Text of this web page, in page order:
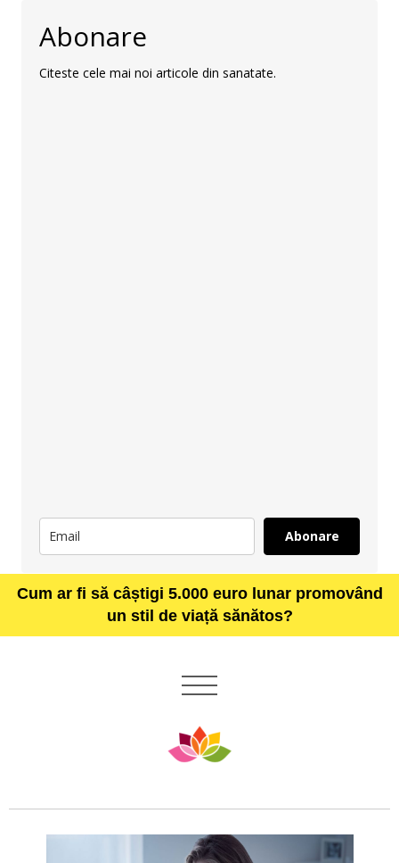
Abonare
Citeste cele mai noi articole din sanatate.
Abonare
Cum ar fi să câștigi 5.000 euro lunar promovând
un stil de viață sănătos?